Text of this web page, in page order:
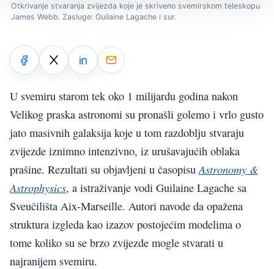
Otkrivanje stvaranja zvijezda koje je skriveno svemirskom teleskopu
James Webb. Zasluge: Guilaine Lagache i sur.
U svemiru starom tek oko 1 milijardu godina nakon
Velikog praska astronomi su pronašli golemo i vrlo gusto
jato masivnih galaksija koje u tom razdoblju stvaraju
zvijezde iznimno intenzivno, iz urušavajućih oblaka
prašine. Rezultati su objavljeni u časopisuAstronomy &
Astrophysics, a istraživanje vodi Guilaine Lagache sa
Sveučilišta Aix-Marseille. Autori navode da opažena
struktura izgleda kao izazov postojećim modelima o
tome koliko su se brzo zvijezde mogle stvarati u
najranijem svemiru.